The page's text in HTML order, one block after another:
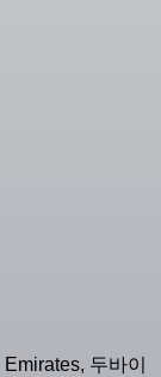
두바이